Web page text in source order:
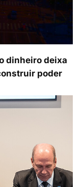
dinheiro deixa
poder